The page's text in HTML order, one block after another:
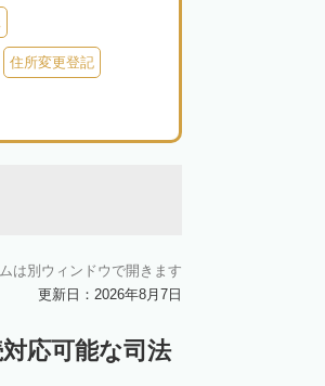
住所変更登記
は別ウィンドウで開きます
更新日：2026年8月7日
応可能な司法